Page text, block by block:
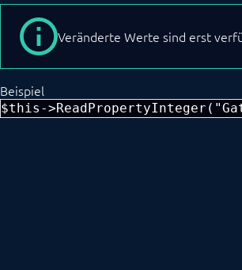
Veränderte Werte sind erst
Beispiel
$this-